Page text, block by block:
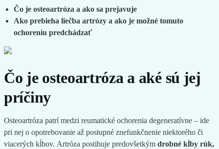
Čo je osteoartróza a ako sa prejavuje
Ako prebieha liečba artrózy a ako je možné tomuto
ochoreniu predchádzať
Čo je osteoartróza a aké sú jej
príčiny
Osteoartróza patrí medzi reumatické ochorenia degeneratívne – ide
pri nej o opotrebovanie až postupné znefunkčnenie niektorého či
viacerých kĺbov. Artróza postihuje predovšetkým drobné kĺby rúk,